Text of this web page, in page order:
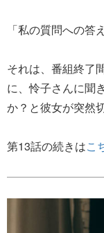
「私の質問への答
それは、番組終了
に、怜子さんに聞
か？と彼女が突然
第13話の続きはこ